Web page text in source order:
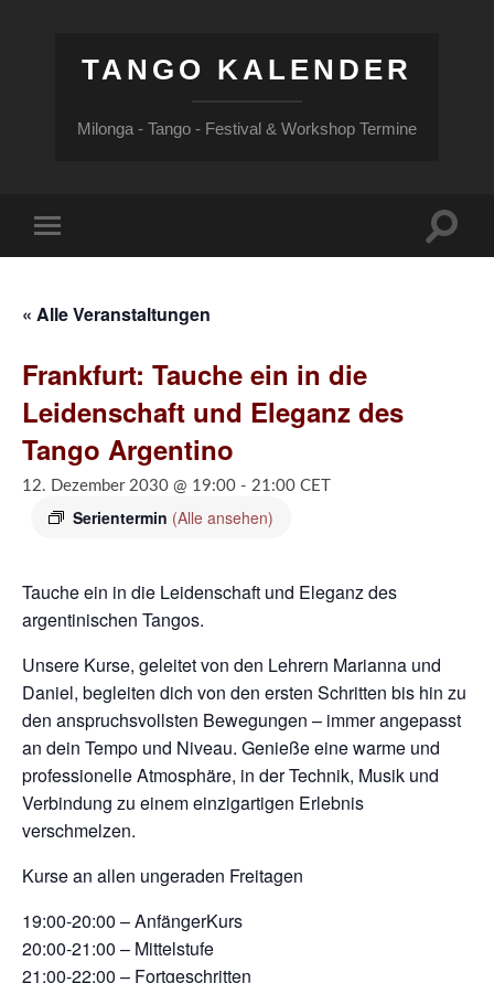
TANGO KALENDER
Milonga - Tango - Festival & Workshop Termine
Menü
« Alle Veranstaltungen
Frankfurt: Tauche ein in die
Leidenschaft und Eleganz des
Tango Argentino
12. Dezember 2030 @ 19:00 - 21:00 CET
Serientermin (Alle ansehen)
Tauche ein in die Leidenschaft und Eleganz des
argentinischen Tangos.
Unsere Kurse, geleitet von den Lehrern Marianna und
Daniel, begleiten dich von den ersten Schritten bis hin zu
den anspruchsvollsten Bewegungen – immer angepasst
an dein Tempo und Niveau. Genieße eine warme und
professionelle Atmosphäre, in der Technik, Musik und
Verbindung zu einem einzigartigen Erlebnis
verschmelzen.
Kurse an allen ungeraden Freitagen
19:00-20:00 – AnfängerKurs
20:00-21:00 – Mittelstufe
21:00-22:00 – Fortgeschritten